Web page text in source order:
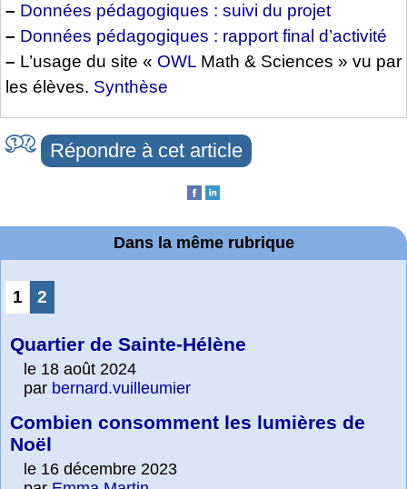
– Données pédagogiques : suivi du projet
– Données pédagogiques : rapport final d’activité
– L’usage du site « OWL Math & Sciences » vu par
les élèves. Synthèse
Répondre à cet article
Dans la même rubrique
1 2
Quartier de Sainte-Hélène
le 18 août 2024
par bernard.vuilleumier
Combien consomment les lumières de
Noël
le 16 décembre 2023